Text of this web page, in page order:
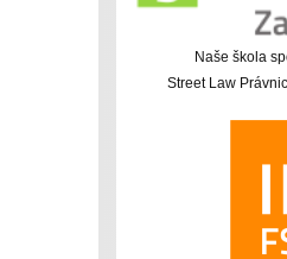
Naše škola
Street Law